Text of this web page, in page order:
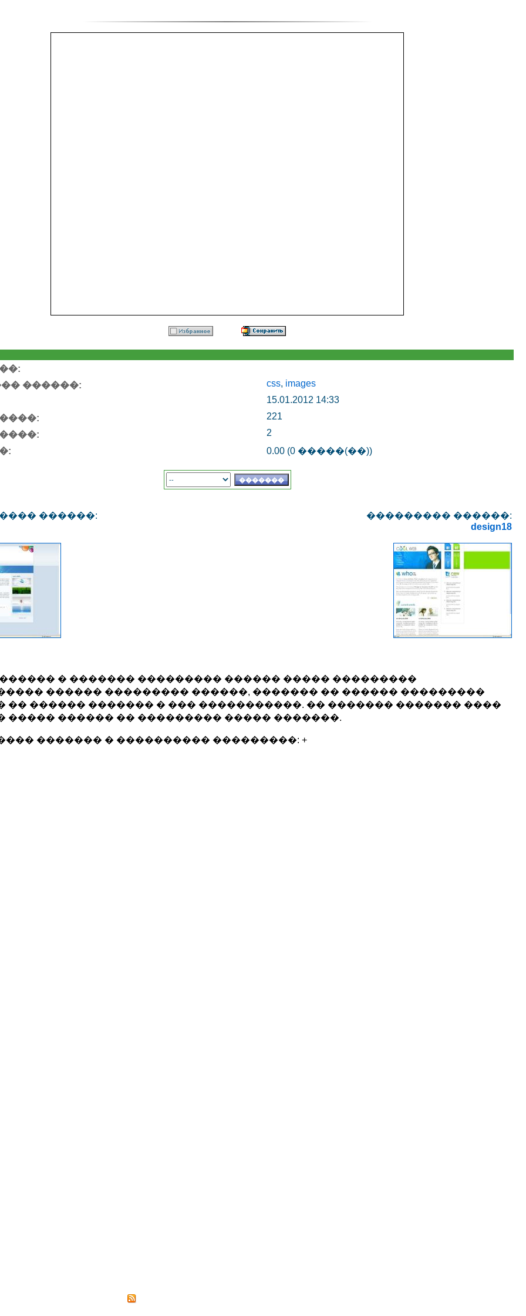
������:
css, images
15.01.2012 14:33
221
2
0.00 (0 �����(��))
������:
��������� ������:
design18
� ������� ��������� ������ ����� ���������
������ ��������� ������, ������� �� ������ ���������
�� ������ ������� � ��� �����������. �� ������� ������� ����
����� ������ �� ��������� ����� �������.
������� � ���������� ���������: +